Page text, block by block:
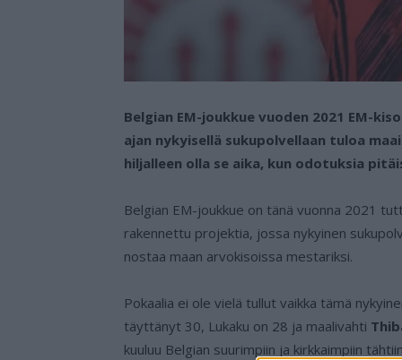
Belgian EM-joukkue vuoden 2021 EM-
ajan nykyisellä sukupolvellaan tuloa
hiljalleen olla se aika, kun odotuksia
Belgian EM-joukkue on tänä vuonna 2021
rakennettu projektia, jossa nykyinen
nostaa maan arvokisoissa mestariksi.
Pokaalia ei ole vielä tullut vaikka tämä
täyttänyt 30, Lukaku on 28 ja maalivahti
kuuluu Belgian suurimpiin ja kirkkaimpiin